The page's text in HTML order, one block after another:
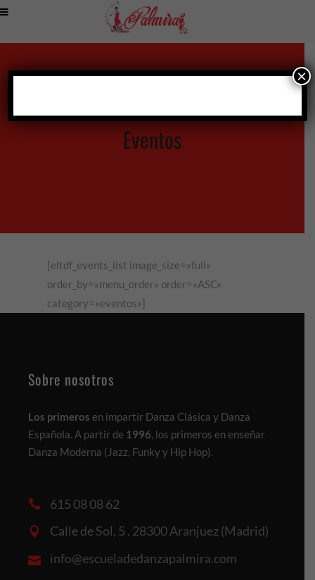
Eventos
[eltdf_events_list image_size=»full»
order_by=»menu_order» order=»ASC»
category=»eventos»]
Sobre nosotros
Los primeros en impartir Danza Clásica y Danza
Española. A partir de 1996, los primeros en enseñar
Danza Moderna (Jazz, Funky y Hip Hop).
615 08 08 62
Calle de Sol, 5 . 28300 Aranjuez (Madrid)
info@escueladedanzapalmira.com
×